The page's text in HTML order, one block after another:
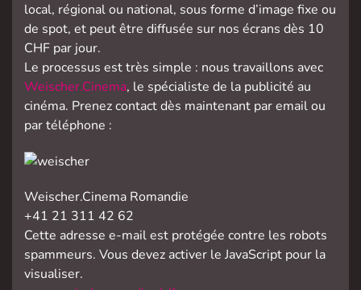
local, régional ou national, sous forme d’image fixe ou
de spot, et peut être diffusée sur nos écrans dès 10
CHF par jour.
Le processus est très simple : nous travaillons avec
Weischer.Cinema, le spécialiste de la publicité au
cinéma. Prenez contact dès maintenant par email ou
par téléphone :
Weischer.Cinema Romandie
+41 21 311 42 62
Cette adresse e-mail est protégée contre les robots
spammeurs. Vous devez activer le JavaScript pour la
visualiser.